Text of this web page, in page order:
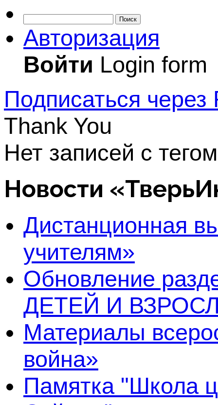
Поиск
Авторизация
Войти Login form
Подписаться через
Thank You
Нет записей с
Новости
Дистанционная
учителям»
Обновление
ДЕТЕЙ И
Материалы
война»
Памятка "Школа